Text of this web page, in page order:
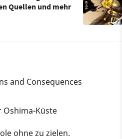
Quellen und mehr
and Consequences
Küste
ohne zu zielen.